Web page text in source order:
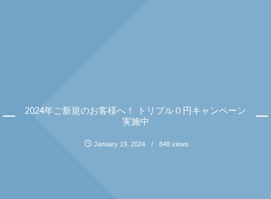
2024年ご新規のお客様へ！ トリプル０円キャンペーン
実施中
January 19, 2024 848 views